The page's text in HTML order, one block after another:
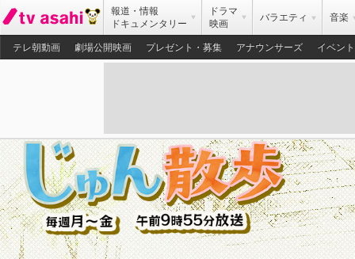
報道・情報
ドキュメンタリー
ドラマ
映画
バラエティ 音楽
テレ朝動画 劇場公開映画 プレゼント・募集 アナウンサーズ イベント